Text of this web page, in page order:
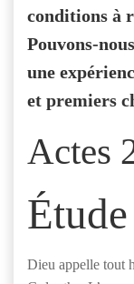
conditions à
Pouvons-
une
et premiers
Actes
Étude
Dieu appelle tout